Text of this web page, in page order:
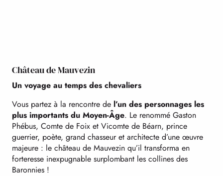
Château de Mauvezin
Un voyage au temps des chevaliers
Vous partez à la rencontre de l’un des personnages les
plus importants du Moyen-Âge. Le renommé Gaston
Phébus, Comte de Foix et Vicomte de Béarn, prince
guerrier, poète, grand chasseur et architecte d’une œuvre
majeure : le château de Mauvezin qu’il transforma en
forteresse inexpugnable surplombant les collines des
Baronnies !